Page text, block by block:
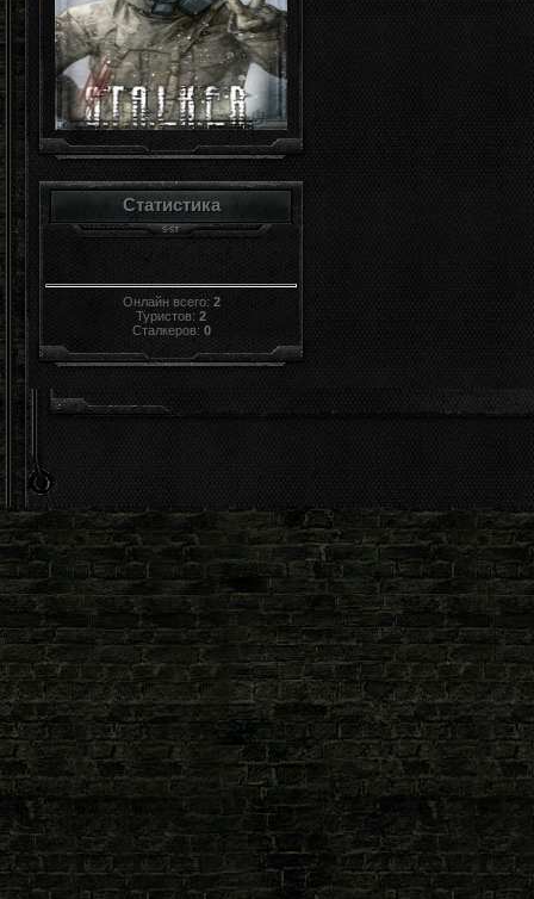
Статистика
Онлайн всего: 2
Туристов: 2
Сталкеров: 0